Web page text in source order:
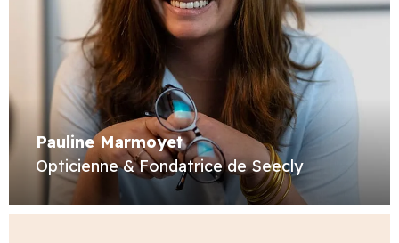
Pauline Marmoyet
Opticienne & Fondatrice de Seecly